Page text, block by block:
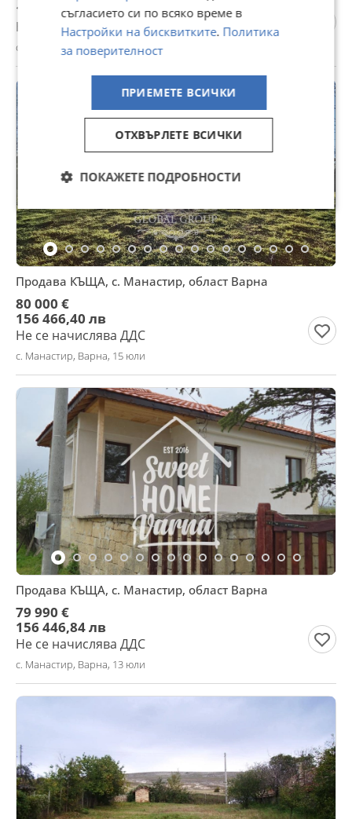
13 690,81 лв
Не се начислява ДДС
с. Манастир, Варна, 17 юли
Продава КЪЩА, с. Манастир, област Варна
80 000 €
156 466,40 лв
Не се начислява ДДС
с. Манастир, Варна, 15 юли
Продава КЪЩА, с. Манастир, област Варна
79 990 €
156 446,84 лв
Не се начислява ДДС
с. Манастир, Варна, 13 юли
съгласието си по всяко време в
Настройки на бисквитките. Политика
за поверителност
ПРИЕМЕТЕ ВСИЧКИ
ОТХВЪРЛЕТЕ ВСИЧКИ
ПОКАЖЕТЕ ПОДРОБНОСТИ